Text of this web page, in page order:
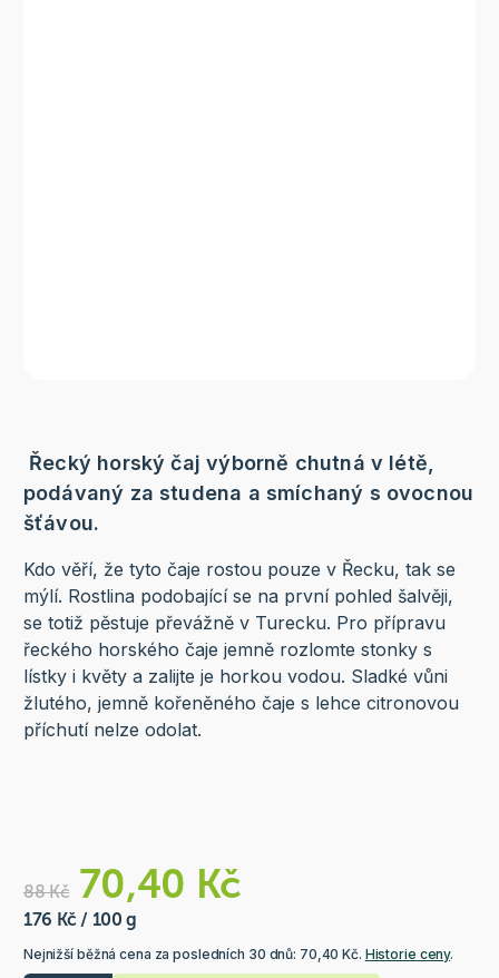
Řecký horský čaj výborně chutná v létě,
podávaný za studena a smíchaný s ovocnou
šťávou.
Kdo věří, že tyto čaje rostou pouze v Řecku, tak se
mýlí. Rostlina podobající se na první pohled šalvěji,
se totiž pěstuje převážně v Turecku. Pro přípravu
řeckého horského čaje jemně rozlomte stonky s
lístky i květy a zalijte je horkou vodou. Sladké vůni
žlutého, jemně kořeněného čaje s lehce citronovou
příchutí nelze odolat.
88 Kč 70,40 Kč
176 Kč / 100 g
Nejnižší běžná cena za posledních 30 dnů: 70,40 Kč. Historie ceny.